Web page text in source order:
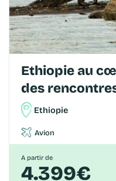
Ethiopie au cœur des traditions et
des
Ethiopie
Avion
A partir de
4.399€